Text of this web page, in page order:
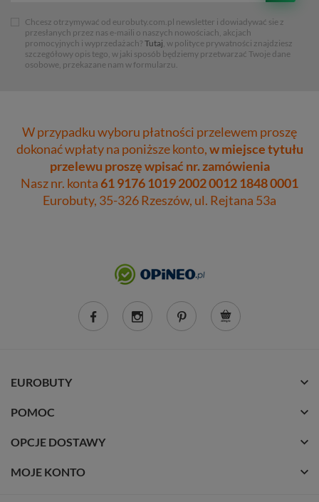
Chcesz otrzymywać od eurobuty.com.pl newsletter i dowiadywać sie z
przesłanych przez nas e-maili o naszych nowościach, akcjach
promocyjnych i wyprzedażach? Tutaj, w polityce prywatności znajdziesz
szczegółowy opis tego, w jaki sposób będziemy przetwarzać Twoje dane
osobowe, przekazane nam w formularzu.
W przypadku wyboru płatności przelewem proszę
dokonać wpłaty na poniższe konto,w miejsce tytułu
przelewu proszę wpisać nr. zamówienia
Nasz nr. konta61 9176 1019 2002 0012 1848 0001
Eurobuty, 35-326 Rzeszów, ul. Rejtana 53a
EUROBUTY
POMOC
OPCJE DOSTAWY
MOJE KONTO